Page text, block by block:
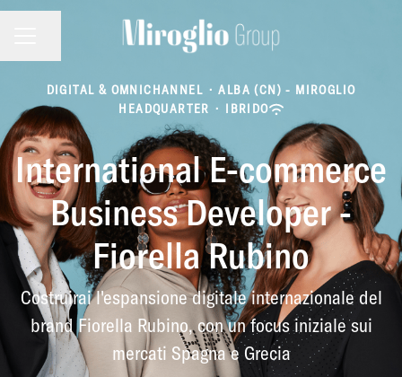
Condividi la pagina
DIGITAL & OMNICHANNEL · ALBA (CN) - MIROGLIO
HEADQUARTER · IBRIDO
International E-commerce
Business Developer -
Fiorella Rubino
Costruirai l'espansione digitale internazionale del
brand Fiorella Rubino, con un focus iniziale sui
mercati Spagna e Grecia